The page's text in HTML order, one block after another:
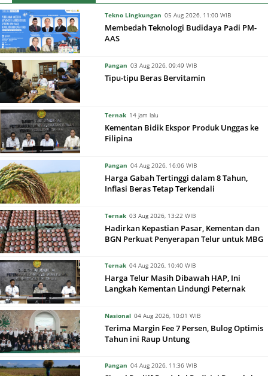
Tekno Lingkungan 05 Aug 2026, 11:00 WIB
Membedah Teknologi Budidaya Padi PM-
AAS
Pangan 03 Aug 2026, 09:49 WIB
Tipu-tipu Beras Bervitamin
Ternak 14 jam lalu
Kementan Bidik Ekspor Produk Unggas ke
Filipina
Pangan 04 Aug 2026, 16:06 WIB
Harga Gabah Tertinggi dalam 8 Tahun,
Inflasi Beras Tetap Terkendali
Ternak 03 Aug 2026, 13:22 WIB
Hadirkan Kepastian Pasar, Kementan dan
BGN Perkuat Penyerapan Telur untuk MBG
Ternak 04 Aug 2026, 10:40 WIB
Harga Telur Masih Dibawah HAP, Ini
Langkah Kementan Lindungi Peternak
Nasional 04 Aug 2026, 10:01 WIB
Terima Margin Fee 7 Persen, Bulog Optimis
Tahun ini Raup Untung
Pangan 04 Aug 2026, 11:36 WIB